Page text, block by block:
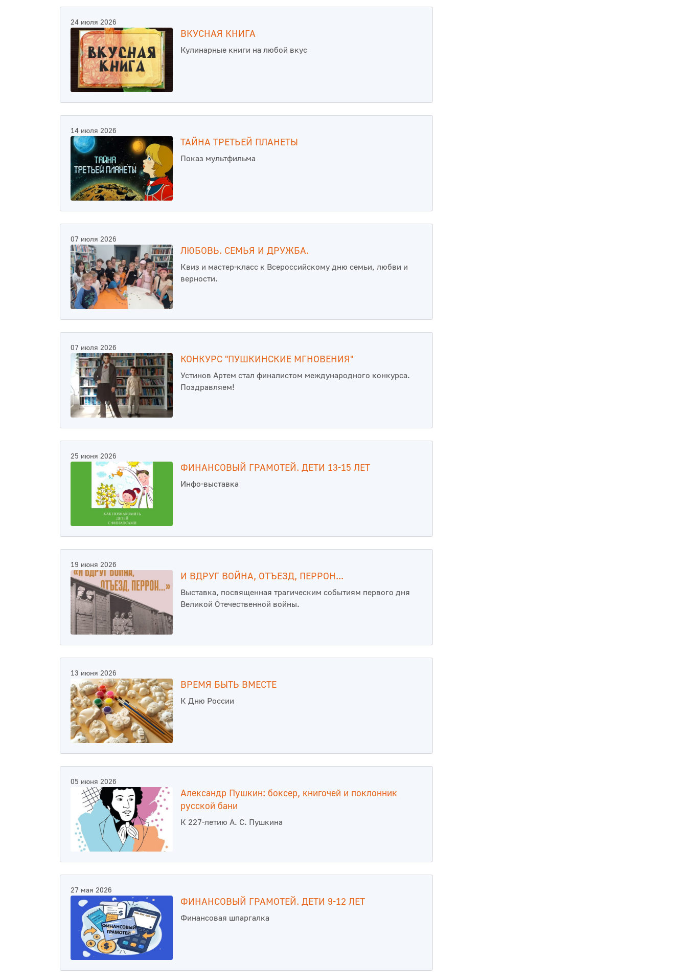
24 июля 2026
ВКУСНАЯ КНИГА
Кулинарные книги на любой вкус
14 июля 2026
ТАЙНА ТРЕТЬЕЙ ПЛАНЕТЫ
Показ мультфильма
07 июля 2026
ЛЮБОВЬ. СЕМЬЯ И ДРУЖБА.
Квиз и мастер-класс к Всероссийскому дню семьи, любви и
верности.
07 июля 2026
КОНКУРС "ПУШКИНСКИЕ МГНОВЕНИЯ"
Устинов Артем стал финалистом международного конкурса.
Поздравляем!
25 июня 2026
ФИНАНСОВЫЙ ГРАМОТЕЙ. ДЕТИ 13-15 ЛЕТ
Инфо-выставка
19 июня 2026
И ВДРУГ ВОЙНА, ОТЪЕЗД, ПЕРРОН...
Выставка, посвященная трагическим событиям первого дня
Великой Отечественной войны.
13 июня 2026
ВРЕМЯ БЫТЬ ВМЕСТЕ
К Дню России
05 июня 2026
Александр Пушкин: боксер, книгочей и поклонник
русской бани
К 227-летию А. С. Пушкина
27 мая 2026
ФИНАНСОВЫЙ ГРАМОТЕЙ. ДЕТИ 9-12 ЛЕТ
Финансовая шпаргалка